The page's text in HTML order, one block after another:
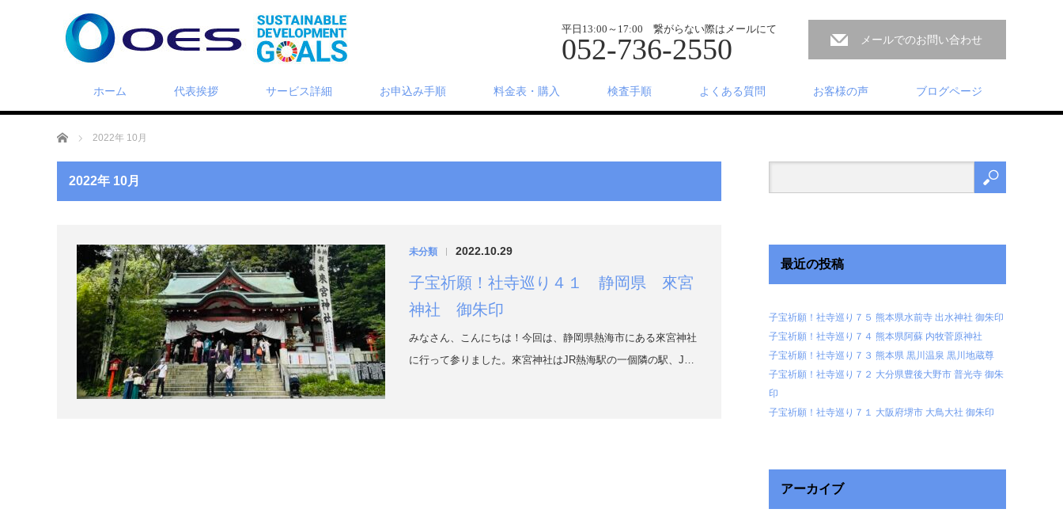
平日13:00～17:00 繋がらない際はメールにて
052-736-2550 メールでのお問い合わせ
ホーム 代表挨拶 サービス詳細 お申込み手順 料金表・購入 検査手順 よくある質問 お客様の声 ブログページ
ホーム 2022年 10月
2022年 10月
未分類 | 2022.10.29
子宝祈願！社寺巡り４１ 静岡県 來宮
神社 御朱印
みなさん、こんにちは！今回は、静岡県熱海市にある來宮神社
に行って参りました。來宮神社はJR熱海駅の一個隣の駅、J…
最近の投稿
子宝祈願！社寺巡り７５ 熊本県水前寺 出水神社 御朱印
子宝祈願！社寺巡り７４ 熊本県阿蘇 内牧菅原神社
子宝祈願！社寺巡り７３ 熊本県 黒川温泉 黒川地蔵尊
子宝祈願！社寺巡り７２ 大分県豊後大野市 普光寺 御朱
印
子宝祈願！社寺巡り７１ 大阪府堺市 大鳥大社 御朱印
アーカイブ